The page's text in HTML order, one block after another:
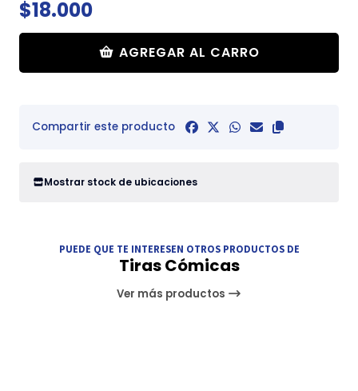
$18.000
AGREGAR AL CARRO
Compartir este producto
Mostrar stock de ubicaciones
PUEDE QUE TE INTERESEN OTROS PRODUCTOS DE
Tiras Cómicas
Ver más productos